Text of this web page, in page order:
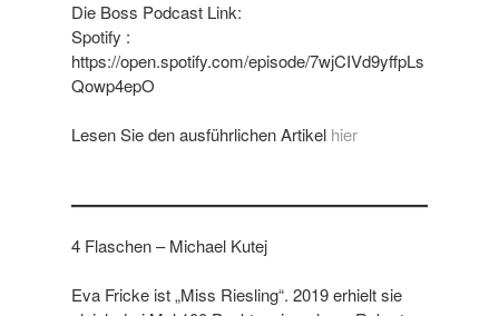
Die Boss Podcast Link:
Spotify :
https://open.spotify.com/episode/7wjCIVd9yffpLs
Qowp4epO
Lesen Sie den ausführlichen Artikel hier
4 Flaschen – Michael Kutej
Eva Fricke ist „Miss Riesling“. 2019 erhielt sie